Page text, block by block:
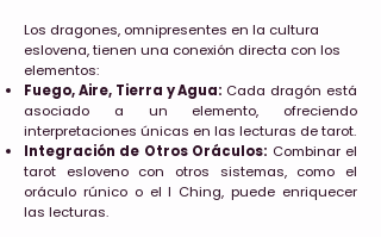
Los dragones, omnipresentes en la cultura
eslovena, tienen una conexión directa con los
elementos:
Fuego, Aire, Tierra y Agua: Cada dragón está
asociado a un elemento, ofreciendo
interpretaciones únicas en las lecturas de tarot.
Integración de Otros Oráculos: Combinar el
tarot esloveno con otros sistemas, como el
oráculo rúnico o el I Ching, puede enriquecer
las lecturas.